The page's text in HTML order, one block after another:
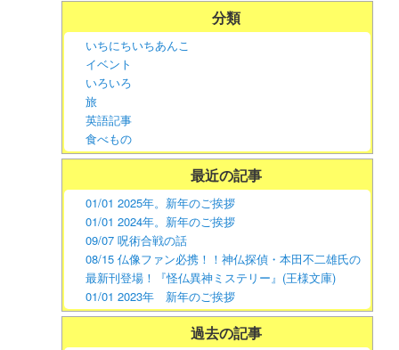
分類
いちにちいちあんこ
イベント
いろいろ
旅
英語記事
食べもの
最近の記事
01/01 2025年。新年のご挨拶
01/01 2024年。新年のご挨拶
09/07 呪術合戦の話
08/15 仏像ファン必携！！神仏探偵・本田不二雄氏の
最新刊登場！『怪仏異神ミステリー』(王様文庫)
01/01 2023年 新年のご挨拶
過去の記事